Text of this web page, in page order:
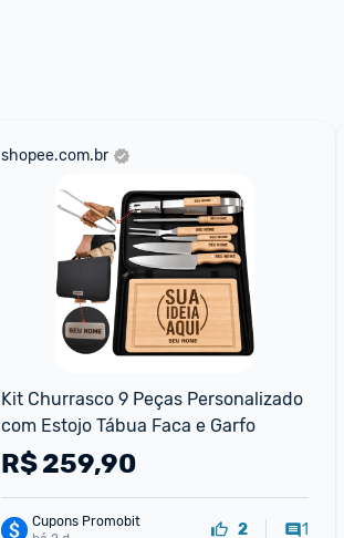
shopee.com.br
Kit Churrasco 9 Peças Personalizado
com Estojo Tábua Faca e Garfo
R$259,90
Cupons Promobit
2 1